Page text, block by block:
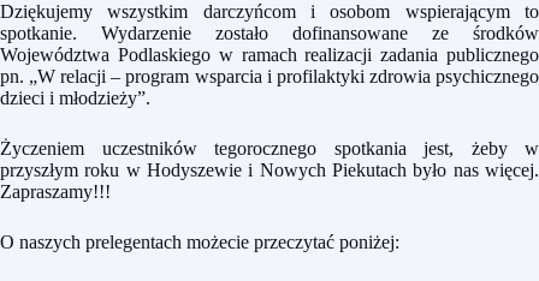
Dziękujemy wszystkim darczyńcom i osobom wspierającym to
spotkanie. Wydarzenie zostało dofinansowane ze środków
Województwa Podlaskiego w ramach realizacji zadania publicznego
pn. „W relacji – program wsparcia i profilaktyki zdrowia psychicznego
dzieci i młodzieży”.
Życzeniem uczestników tegorocznego spotkania jest, żeby w
przyszłym roku w Hodyszewie i Nowych Piekutach było nas więcej.
Zapraszamy!!!
O naszych prelegentach możecie przeczytać poniżej: